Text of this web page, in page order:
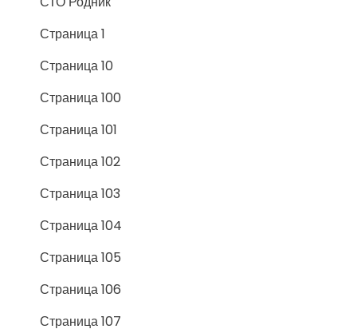
Страница 1
Страница 10
Страница 100
Страница 101
Страница 102
Страница 103
Страница 104
Страница 105
Страница 106
Страница 107